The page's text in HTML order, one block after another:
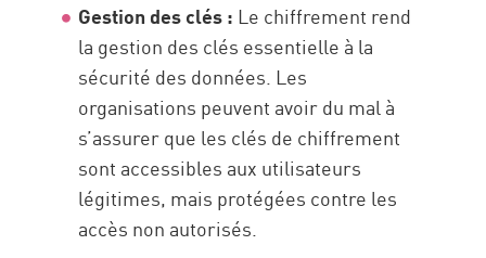
Gestion des clés : Le chiffrement rend
la gestion des clés essentielle à la
sécurité des données. Les
organisations peuvent avoir du mal à
s’assurer que les clés de chiffrement
sont accessibles aux utilisateurs
légitimes, mais protégées contre les
accès non autorisés.